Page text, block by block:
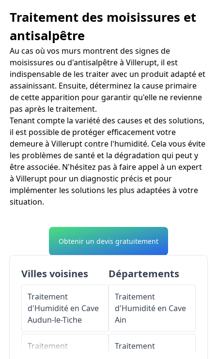
Traitement des moisissures et
antisalpêtre
Au cas où vos murs montrent des signes de
moisissures ou d'antisalpêtre à Villerupt, il est
indispensable de les traiter avec un produit adapté et
assainissant. Ensuite, déterminez la cause primaire
de cette apparition pour garantir qu'elle ne revienne
pas après le traitement.
Tenant compte la variété des causes et des solutions,
il est possible de protéger efficacement votre
demeure à Villerupt contre l'humidité. Cela vous évite
les problèmes de santé et la dégradation qui peut y
être associée. N'hésitez pas à faire appel à un expert
à Villerupt pour un diagnostic précis et pour
implémenter les solutions les plus adaptées à votre
situation.
Obtenir un devis gratuitement
Villes voisines
Traitement
d'Humidité en Cave
Audun-le-Tiche
Traitement
Départements
Traitement
d'Humidité en Cave
Ain
Traitement